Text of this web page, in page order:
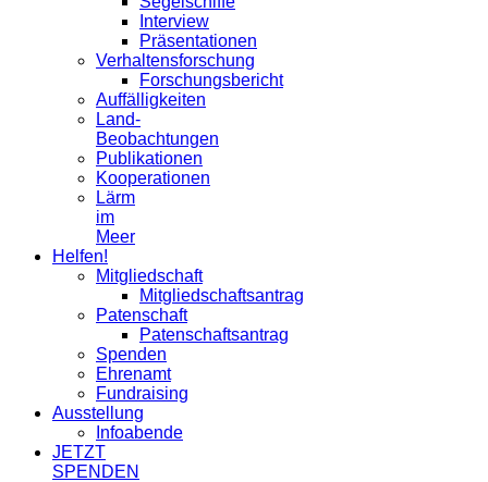
Interview
Präsentationen
Verhaltensforschung
Forschungsbericht
Auffälligkeiten
Land-
Beobachtungen
Publikationen
Kooperationen
Lärm
im
Meer
Helfen!
Mitgliedschaft
Mitgliedschaftsantrag
Patenschaft
Patenschaftsantrag
Spenden
Ehrenamt
Fundraising
Ausstellung
Infoabende
JETZT
SPENDEN